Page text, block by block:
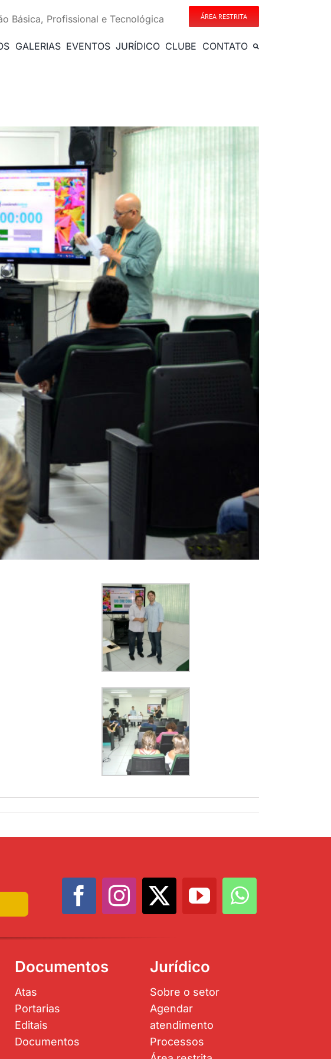
Básica, Profissional e Tecnológica ÁREA RESTRITA
GALERIAS EVENTOS JURÍDICO CLUBE CONTATO
Documentos
Atas
Portarias
Editais
Documentos
Jurídico
Sobre o setor
Agendar
atendimento
Processos